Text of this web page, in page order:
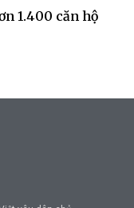
1.400 căn hộ